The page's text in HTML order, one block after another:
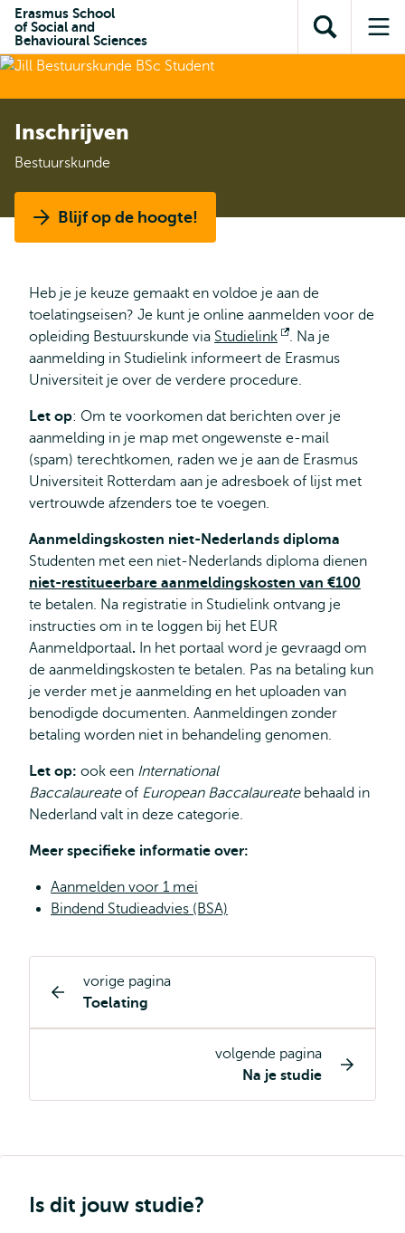
inhoud
Direct naar
subnavigatie
Erasmus School
of Social and
Behavioural Sciences
Toon
zoekveld
Inschrijven
Bestuurskunde
Blijf op de hoogte!
Heb je je keuze gemaakt en voldoe je aan de
toelatingseisen? Je kunt je online aanmelden voor de
opleiding Bestuurskunde via Studielink
Opent
extern
. Na je
aanmelding in Studielink informeert de Erasmus
Universiteit je over de verdere procedure.
Let op: Om te voorkomen dat berichten over je
aanmelding in je map met ongewenste e-mail
(spam) terechtkomen, raden we je aan de Erasmus
Universiteit Rotterdam aan je adresboek of lijst met
vertrouwde afzenders toe te voegen.
Aanmeldingskosten niet-Nederlands diploma
Studenten met een niet-Nederlands diploma dienen
niet-restitueerbare aanmeldingskosten van €100
te betalen. Na registratie in Studielink ontvang je
instructies om in te loggen bij het EUR
Aanmeldportaal. In het portaal word je gevraagd om
de aanmeldingskosten te betalen. Pas na betaling kun
je verder met je aanmelding en het uploaden van
benodigde documenten. Aanmeldingen zonder
betaling worden niet in behandeling genomen.
Let op: ook een International
Baccalaureateof European Baccalaureatebehaald in
Nederland valt in deze categorie.
Meer specifieke informatie over:
Aanmelden voor 1 mei
Bindend Studieadvies (BSA)
Opleiding
pagina
navigatie
vorige pagina
Toelating
volgende pagina
Na je studie
Is dit jouw studie?